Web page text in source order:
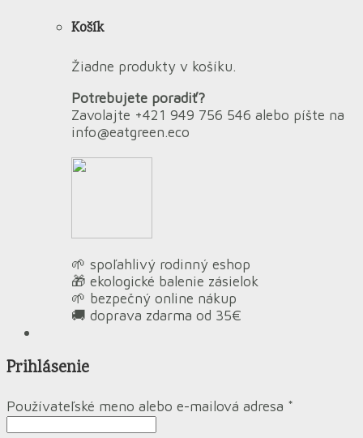
Košík
Žiadne produkty v košíku.
Potrebujete poradiť?
Zavolajte +421 949 756 546 alebo píšte na
info@eatgreen.eco
🌱 spoľahlivý rodinný eshop
🎁 ekologické balenie zásielok
🌱 bezpečný online nákup
🚚 doprava zdarma od 35€
Prihlásenie
Používateľské meno alebo e-mailová adresa *